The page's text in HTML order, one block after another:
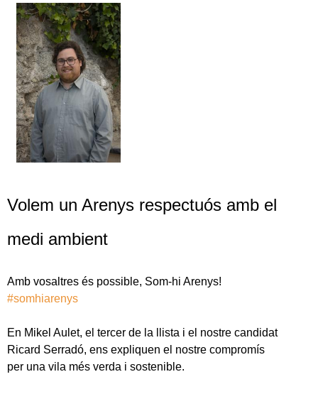
Volem un Arenys respectuós amb el
medi ambient
Amb vosaltres és possible, Som-hi Arenys!
#somhiarenys
En Mikel Aulet, el tercer de la llista i el nostre candidat
Ricard Serradó, ens expliquen el nostre compromís
per una vila més verda i sostenible.